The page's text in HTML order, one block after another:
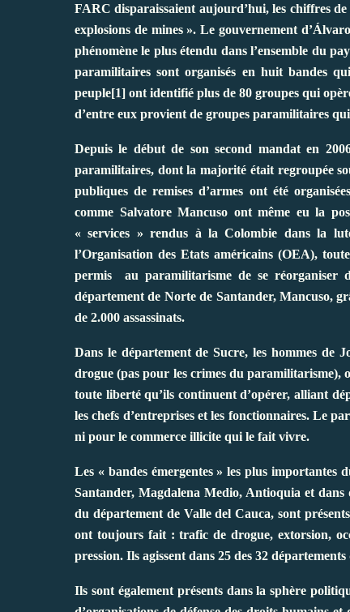
FARC disparaissaient aujourd’hui, les chiffres
explosions de mines ». Le gouvernement
phénomène le plus étendu dans l’ensemble du
paramilitaires sont organisés en huit bandes
peuple[1] ont identifié plus de 80 groupes qui
d’entre eux provient de groupes paramilitaires
Depuis le début de son second mandat en
paramilitaires, dont la majorité était regroupée
publiques de remises d’armes ont été
comme Salvatore Mancuso ont même eu la
« services » rendus à la Colombie dans la
l’Organisation des Etats américains (OEA),
permis au paramilitarisme de se réorganiser
département de Norte de Santander, Mancuso,
de 2.000 assassinats.
Dans le département de Sucre, les hommes de
drogue (pas pour les crimes du paramilitarisme),
toute liberté qu’ils continuent d’opérer, alliant
les chefs d’entreprises et les fonctionnaires. Le
ni pour le commerce illicite qui le fait vivre.
Les « bandes émergentes » les plus importantes
Santander, Magdalena Medio, Antioquia et
du département de Valle del Cauca, sont
ont toujours fait : trafic de drogue, extorsion,
pression. Ils agissent dans 25 des 32
Ils sont également présents dans la sphère